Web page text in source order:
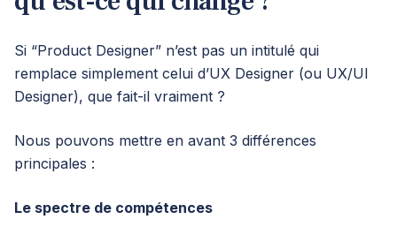
Si “Product Designer” n’est pas un intitulé qui
remplace simplement celui d’UX Designer (ou UX/UI
Designer), que fait-il vraiment ?
Nous pouvons mettre en avant 3 différences
principales :
Le spectre de compétences